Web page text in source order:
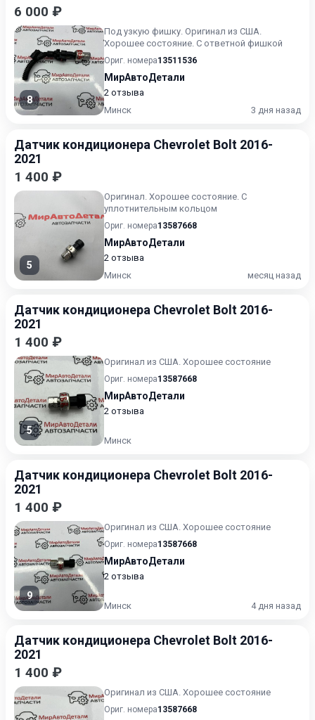
6 000 ₽
8
Под узкую фишку. Оригинал из США.
Хорошее состояние. С ответной фишкой
Ориг. номера13511536
МирАвтоДетали
2 отзыва
Минск
3 дня назад
Датчик кондиционера Chevrolet Bolt 2016-
2021
1 400 ₽
5
Оригинал. Хорошее состояние. С
уплотнительным кольцом
Ориг. номера13587668
МирАвтоДетали
2 отзыва
Минск
месяц назад
Датчик кондиционера Chevrolet Bolt 2016-
2021
1 400 ₽
5
Оригинал из США. Хорошее состояние
Ориг. номера13587668
МирАвтоДетали
2 отзыва
Минск
Датчик кондиционера Chevrolet Bolt 2016-
2021
1 400 ₽
9
Оригинал из США. Хорошее состояние
Ориг. номера13587668
МирАвтоДетали
2 отзыва
Минск 4 дня назад
Датчик кондиционера Chevrolet Bolt 2016-
2021
1 400 ₽
Оригинал из США. Хорошее состояние
Ориг. номера13587668